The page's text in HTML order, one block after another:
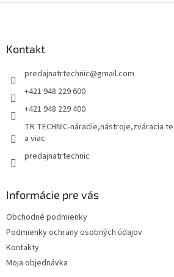
Kontakt
predajnatrtechnic@gmail.com
+421 948 229 600
+421 948 229 400
TR TECHNIC-náradie,nástroje,zváracia
a viac
predajnatrtechnic
Informácie pre vás
Obchodné podmienky
Podmienky ochrany osobných údajov
Kontakty
Moja objednávka